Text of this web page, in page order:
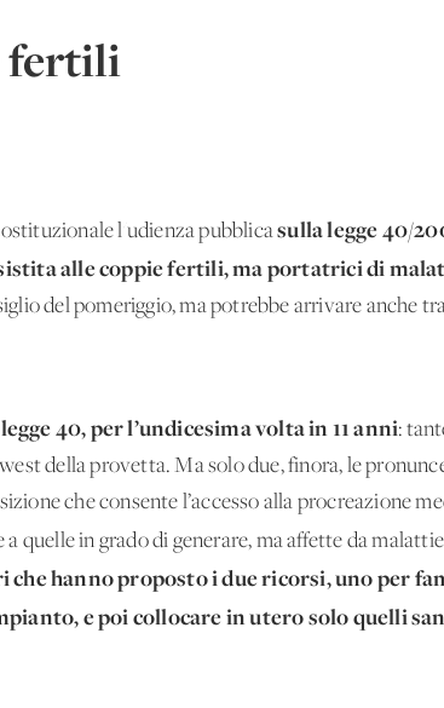
fertili
l'udienza pubblicasulla legge 40/
alle coppie fertili, ma portatrici di
del pomeriggio, ma potrebbe arrivare anche
40, per l’undicesima volta in 11 anni:
della provetta. Ma solo due, finora, le
che consente l’accesso alla procreazione
quelle in grado di generare, ma affette da
hanno proposto i due ricorsi, uno per
e poi collocare in utero solo quelli